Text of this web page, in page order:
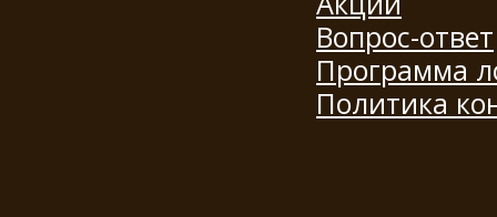
Вопрос-ответ
Программа
Политика